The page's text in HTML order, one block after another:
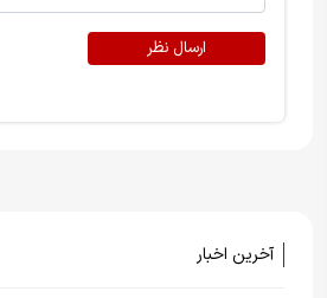
ارسال نظر
آخرین اخبار